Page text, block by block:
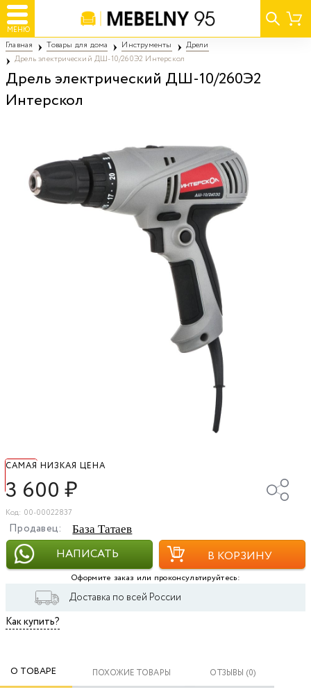
МЕНЮ
Главная Товары для дома Инструменты
Дрели
Дрель электрический ДШ-10/260Э2 Интерскол
Дрель электрический ДШ-10/260Э2
Интерскол
САМАЯ НИЗКАЯ ЦЕНА
3 600₽
Код: 00-00022837
Продавец: База Татаев
НАПИСАТЬ В КОРЗИНУ
Оформите заказ или проконсультируйтесь:
Доставка по всей России
Как купить?
О ТОВАРЕ ПОХОЖИЕ ТОВАРЫ ОТЗЫВЫ (0)